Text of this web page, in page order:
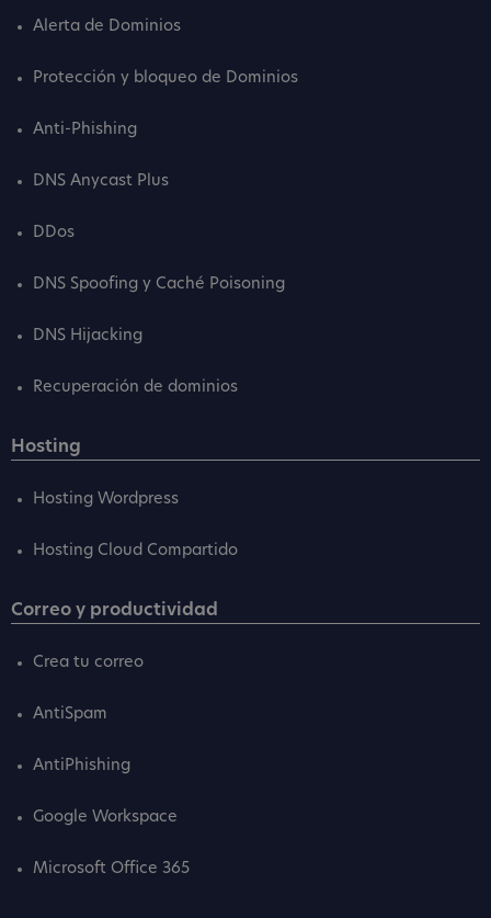
Alerta de Dominios
Protección y bloqueo de Dominios
Anti-Phishing
DNS Anycast Plus
DDos
DNS Spoofing y Caché Poisoning
DNS Hijacking
Recuperación de dominios
Hosting
Hosting Wordpress
Hosting Cloud Compartido
Correo y productividad
Crea tu correo
AntiSpam
AntiPhishing
Google Workspace
Microsoft Office 365